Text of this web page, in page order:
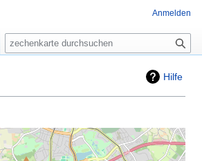
Hilfe
Anmelden
Suche